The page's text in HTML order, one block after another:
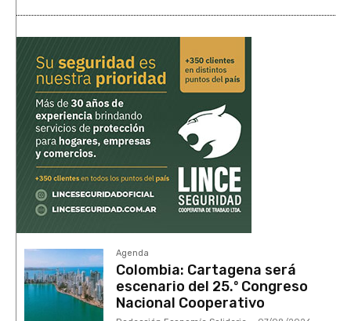
Agenda
Colombia: Cartagena será
escenario del 25.º Congreso
Nacional Cooperativo